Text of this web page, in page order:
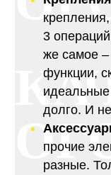
3
же самое
функции,
долго. И
прочие
разные.